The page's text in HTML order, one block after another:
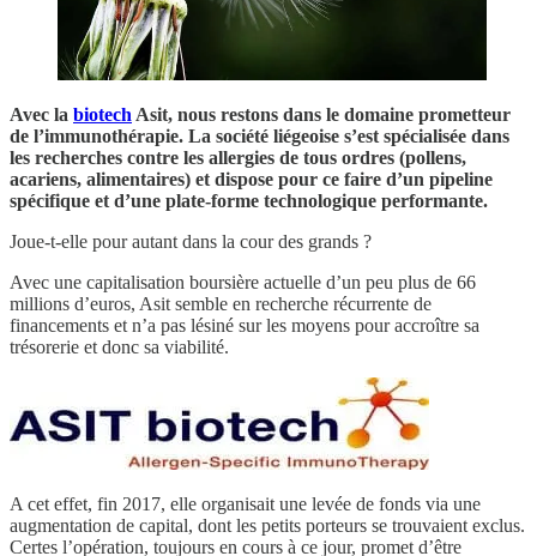
Avec la biotech Asit, nous restons dans le domaine prometteur
de l’immunothérapie. La société liégeoise s’est spécialisée dans
les recherches contre les allergies de tous ordres (pollens,
acariens, alimentaires) et dispose pour ce faire d’un pipeline
spécifique et d’une plate-forme technologique performante.
Joue-t-elle pour autant dans la cour des grands ?
Avec une capitalisation boursière actuelle d’un peu plus de 66
millions d’euros, Asit semble en recherche récurrente de
financements et n’a pas lésiné sur les moyens pour accroître sa
trésorerie et donc sa viabilité.
A cet effet, fin 2017, elle organisait une levée de fonds via une
augmentation de capital, dont les petits porteurs se trouvaient exclus.
Certes l’opération, toujours en cours à ce jour, promet d’être